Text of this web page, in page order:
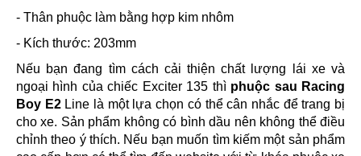
- Thân phuộc làm bằng hợp kim nhôm
- Kích thước: 203mm
Nếu bạn đang tìm cách cải thiện chất lượng lái xe và
ngoại hình của chiếc Exciter 135 thì phuộc sau Racing
Boy E2Line là một lựa chọn có thể cân nhắc để trang bị
cho xe. Sản phẩm không có bình dầu nên không thể điều
chỉnh theo ý thích. Nếu bạn muốn tìm kiếm một sản phẩm